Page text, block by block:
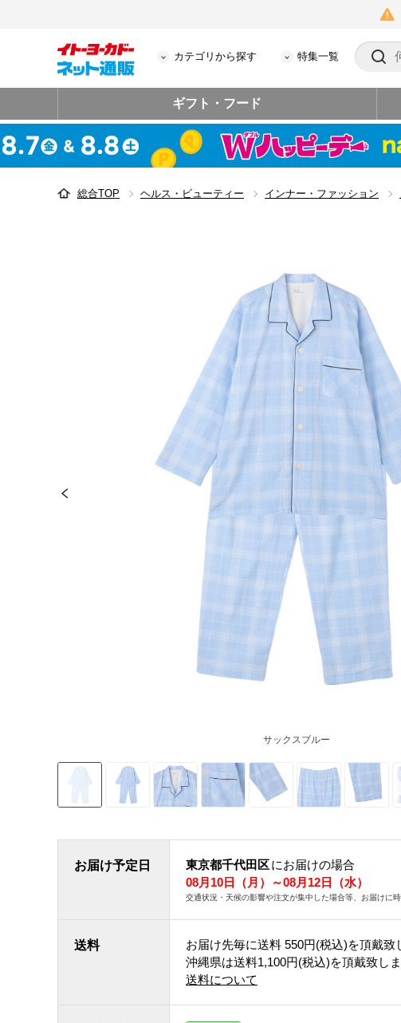
カテゴリから探す 特集一覧
ギフト・フード
総合TOP ヘルス・ビューティー インナー・ファッション
サックスブルー
お届け予定日 東京都千代田区にお届けの場合
08月10日（月）～08月12日（水）
交通状況・天候の影響や注文が集中した場合等、お届けに
送料 お届け先毎に送料 550円(税込)を頂戴致
沖縄県は送料1,100円(税込)を頂戴致しま
送料について